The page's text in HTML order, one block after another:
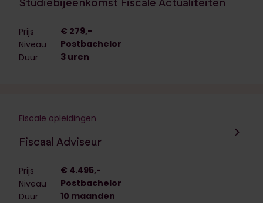
Studiebijeenkomst Fiscale Actualiteiten
Prijs
€ 279,-
Niveau
Postbachelor
Duur
3 uren
Fiscale opleidingen
Fiscaal Adviseur
Prijs
€ 4.495,-
Niveau
Postbachelor
Duur
10 maanden